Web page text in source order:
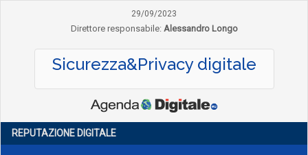
29/09/2023
Direttore responsabile: Alessandro Longo
Sicurezza&Privacy digitale
REPUTAZIONE DIGITALE